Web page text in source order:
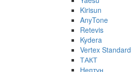
Kirisun
AnyTone
Retevis
Kydera
Vertex Standard
ТАКТ
Нептун